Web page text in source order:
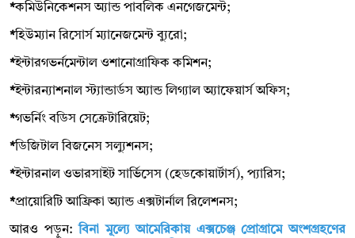
*কমিউনিকেশনস অ্যান্ড পাবলিক এনগেজমেন্ট;
*হিউম্যান রিসোর্স ম্যানেজমেন্ট ব্যুরো;
*ইন্টারগভর্নমেন্টাল ওশানোগ্রাফিক কমিশন;
*ইন্টারন্যাশনাল স্ট্যান্ডার্ডস অ্যান্ড লিগ্যাল অ্যাফেয়ার্স অফিস;
*গভর্নিং বডিস সেক্রেটারিয়েট;
*ডিজিটাল বিজনেস সল্যুশনস;
*ইন্টারনাল ওভারসাইট সার্ভিসেস (হেডকোয়ার্টার্স), প্যারিস;
*প্রায়োরিটি আফ্রিকা অ্যান্ড এক্সটার্নাল রিলেশনস;
আরও পড়ুন:বিনা মূল্যে আমেরিকায় এক্সচেঞ্জ প্রোগ্রামে অংশগ্রহণের